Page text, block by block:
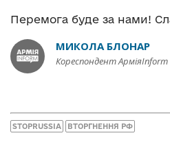
Перемога буде за нами!
МИКОЛА БЛОНАР
Кореспондент АрміяInform
STOPRUSSIA ВТОРГНЕННЯ РФ